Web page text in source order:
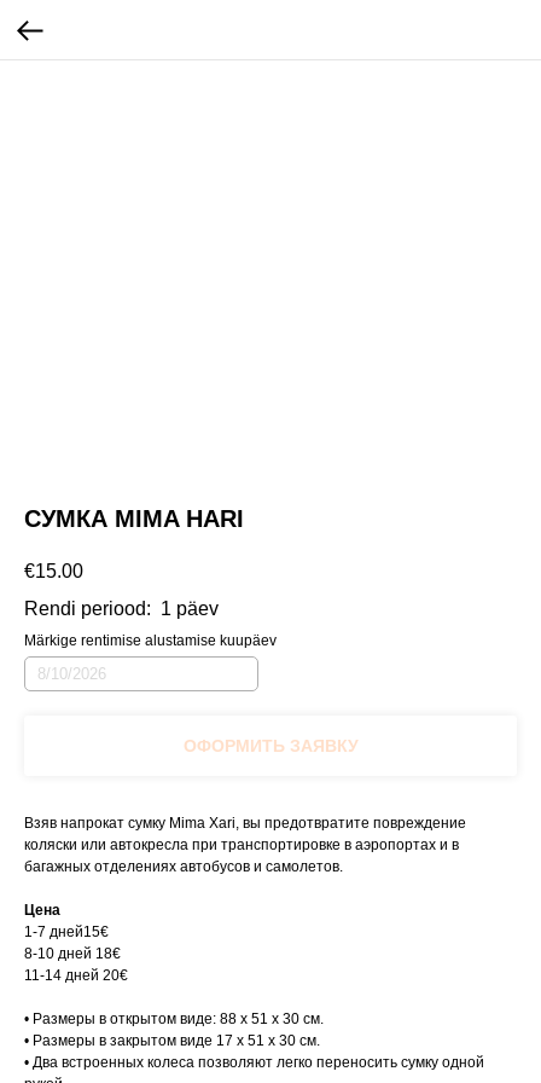
СУМКА MIMA HARI
€15.00
Rendi periood: 1 päev
Märkige rentimise alustamise kuupäev
ОФОРМИТЬ ЗАЯВКУ
Взяв напрокат сумку Mima Xari, вы предотвратите повреждение
коляски или автокресла при транспортировке в аэропортах и в
багажных отделениях автобусов и самолетов.
Цена
1-7 дней15€
8-10 дней 18€
11-14 дней 20€
• Размеры в открытом виде: 88 х 51 х 30 см.
• Размеры в закрытом виде 17 х 51 х 30 см.
• Два встроенных колеса позволяют легко переносить сумку одной